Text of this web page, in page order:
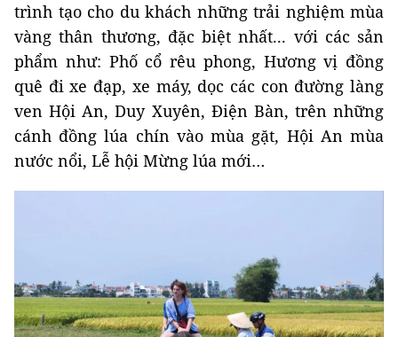
trình tạo cho du khách những trải nghiệm mùa
vàng thân thương, đặc biệt nhất... với các sản
phẩm như: Phố cổ rêu phong, Hương vị đồng
quê đi xe đạp, xe máy, dọc các con đường làng
ven Hội An, Duy Xuyên, Điện Bàn, trên những
cánh đồng lúa chín vào mùa gặt, Hội An mùa
nước nổi, Lễ hội Mừng lúa mới…